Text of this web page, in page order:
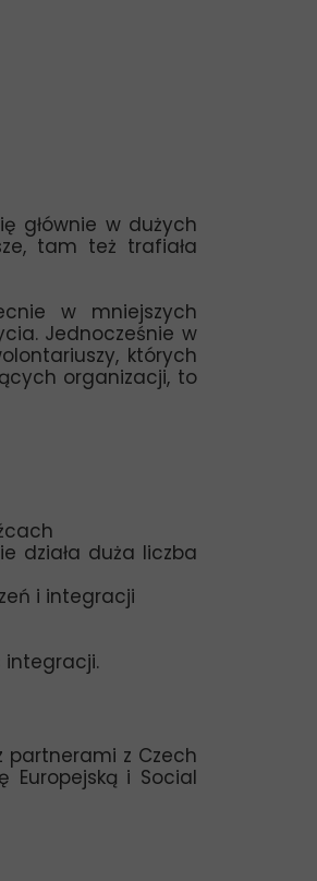
głównie w dużych
tam też trafiała
w mniejszych
Jednocześnie w
których
organizacji, to
działa duża liczba
i integracji
integracji.
partnerami z Czech
Europejską i Social